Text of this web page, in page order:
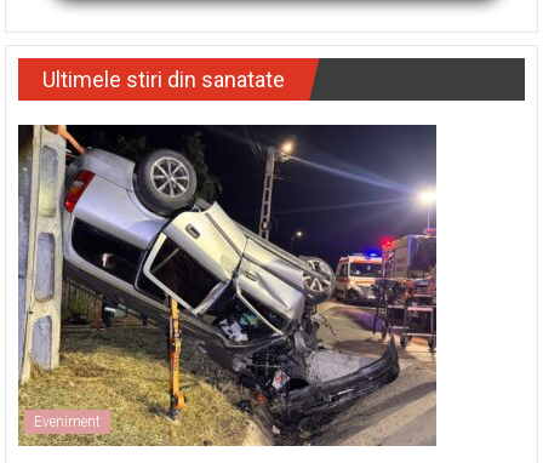
Ultimele stiri din sanatate
Eveniment